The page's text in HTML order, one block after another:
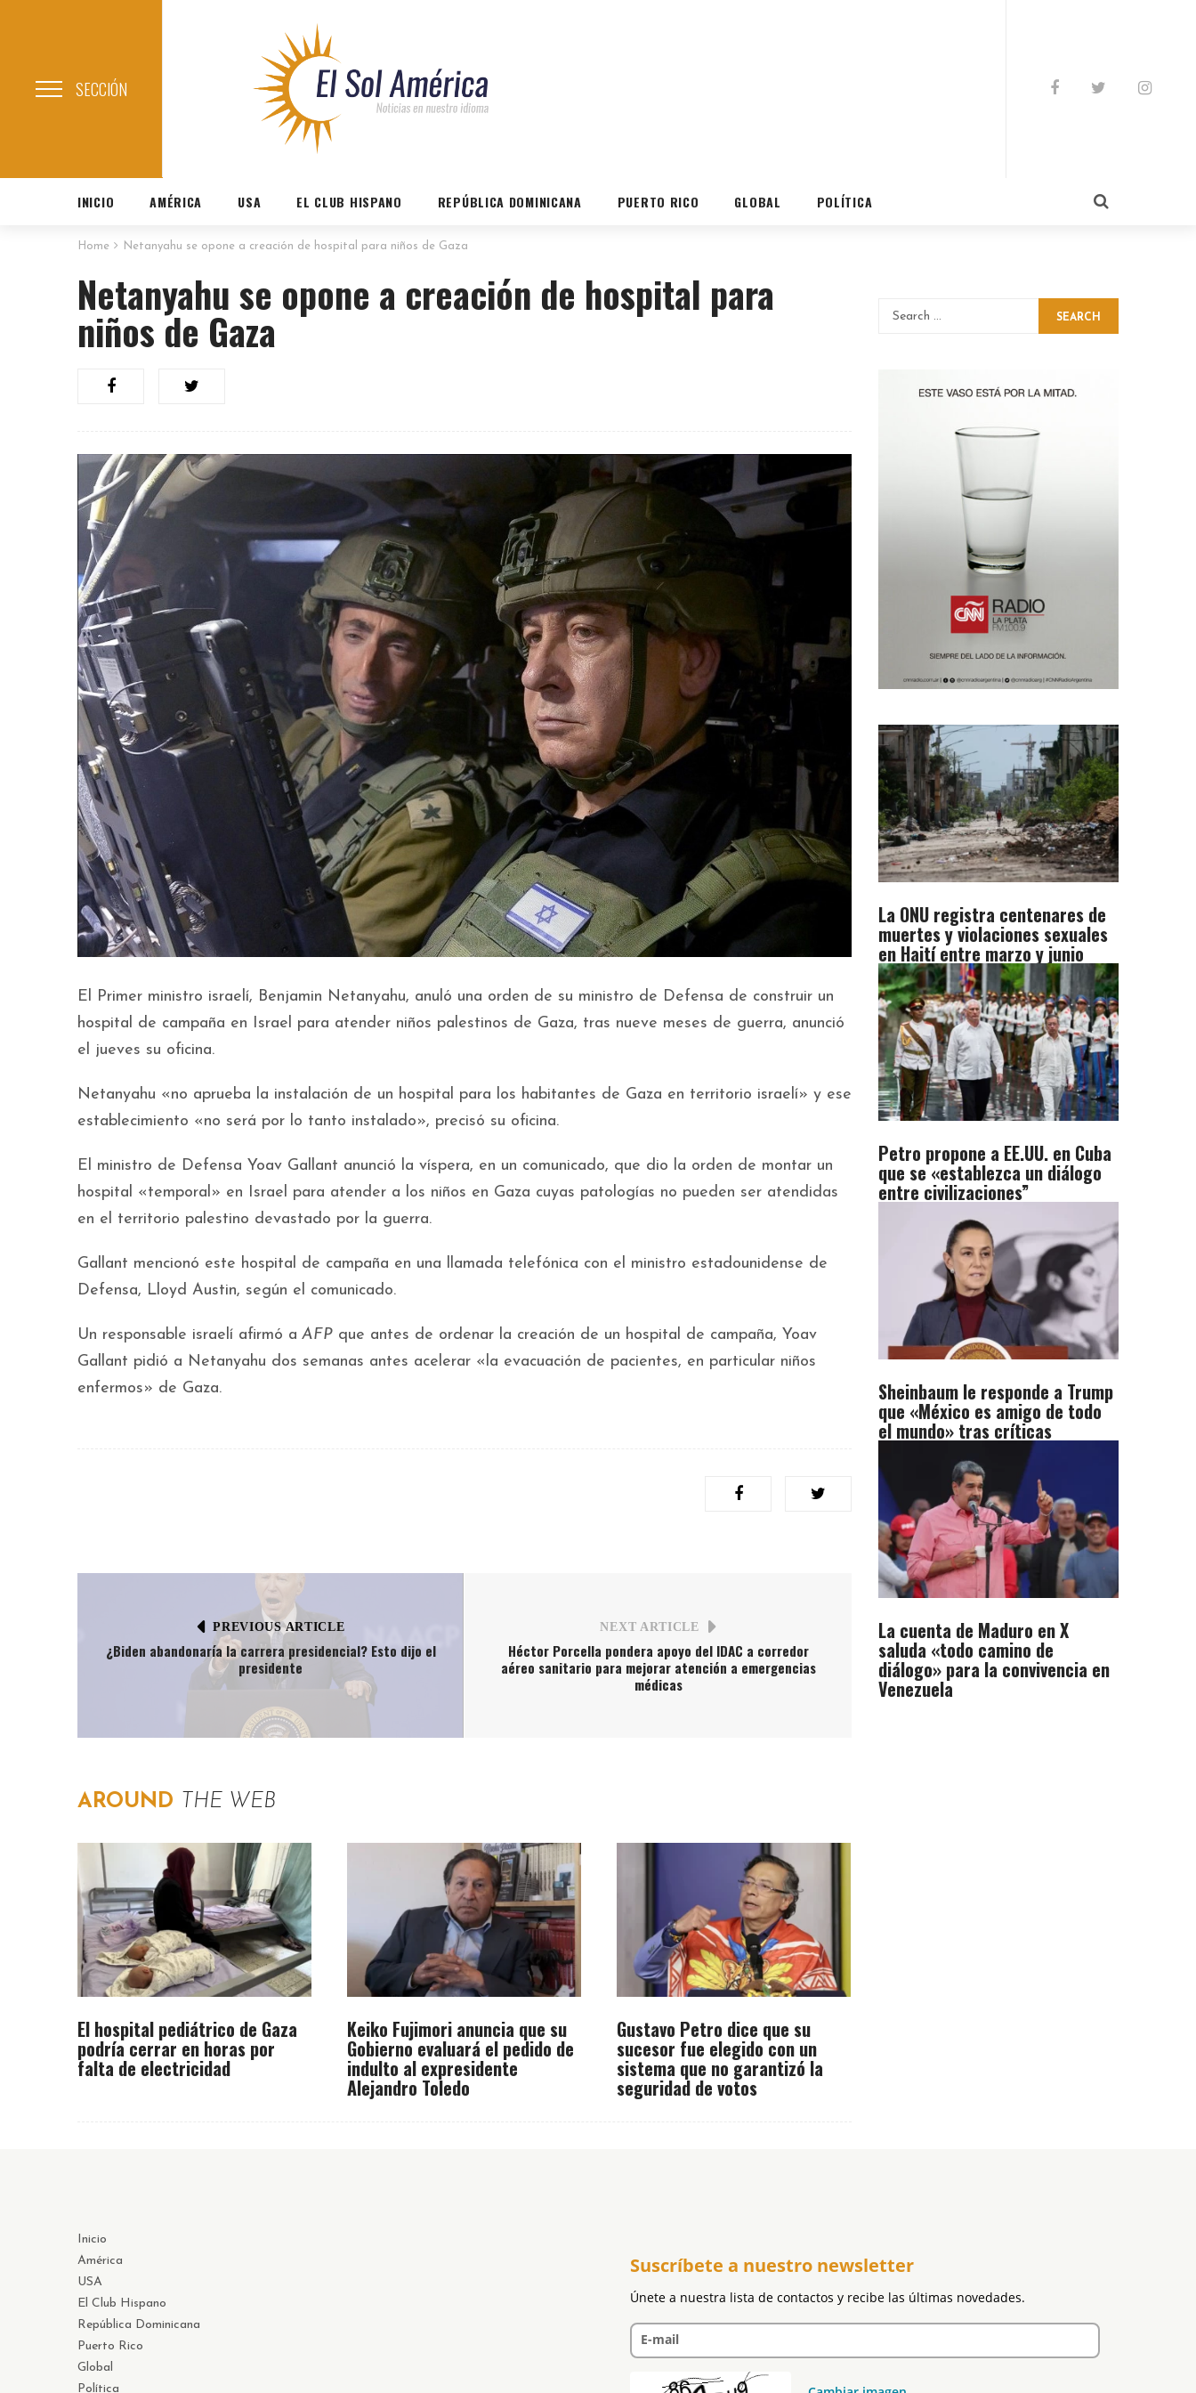
SECCIÓN
INICIO AMÉRICA USA EL CLUB HISPANO REPÚBLICA DOMINICANA PUERTO RICO GLOBAL POLÍTICA
Home Netanyahu se opone a creación de hospital para niños de Gaza
Netanyahu se opone a creación de hospital para
niños de Gaza
El Primer ministro israelí, Benjamin Netanyahu, anuló una orden de su ministro de Defensa de construir un
hospital de campaña en Israel para atender niños palestinos de Gaza, tras nueve meses de guerra, anunció
el jueves su oficina.
Netanyahu «no aprueba la instalación de un hospital para los habitantes de Gaza en territorio israelí» y ese
establecimiento «no será por lo tanto instalado», precisó su oficina.
El ministro de Defensa Yoav Gallant anunció la víspera, en un comunicado, que dio la orden de montar un
hospital «temporal» en Israel para atender a los niños en Gaza cuyas patologías no pueden ser atendidas
en el territorio palestino devastado por la guerra.
Gallant mencionó este hospital de campaña en una llamada telefónica con el ministro estadounidense de
Defensa, Lloyd Austin, según el comunicado.
Un responsable israelí afirmó a AFP que antes de ordenar la creación de un hospital de campaña, Yoav
Gallant pidió a Netanyahu dos semanas antes acelerar «la evacuación de pacientes, en particular niños
enfermos» de Gaza.
PREVIOUS ARTICLE
¿Biden abandonaría la carrera presidencial? Esto dijo el
presidente
NEXT ARTICLE
Héctor Porcella pondera apoyo del IDAC a corredor
aéreo sanitario para mejorar atención a emergencias
médicas
AROUND THE WEB
El hospital pediátrico de Gaza
podría cerrar en horas por
falta de electricidad
Keiko Fujimori anuncia que su
Gobierno evaluará el pedido de
indulto al expresidente
Alejandro Toledo
Gustavo Petro dice que su
sucesor fue elegido con un
sistema que no garantizó la
seguridad de votos
SEARCH
La ONU registra centenares de
muertes y violaciones sexuales
en Haití entre marzo y junio
Petro propone a EE.UU. en Cuba
que se «establezca un diálogo
entre civilizaciones”
Sheinbaum le responde a Trump
que «México es amigo de todo
el mundo» tras críticas
La cuenta de Maduro en X
saluda «todo camino de
diálogo» para la convivencia en
Venezuela
Inicio
América
USA
El Club Hispano
República Dominicana
Puerto Rico
Global
Política
Suscríbete a nuestro newsletter
Únete a nuestra lista de contactos y recibe las últimas novedades.
E-mail